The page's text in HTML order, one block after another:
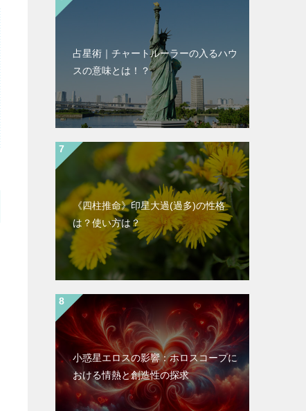
占星術｜チャートルーラーの入るハウ
スの意味とは！？
《四柱推命》印星大過(過多)の性格
は？使い方は？
小惑星エロスの影響：ホロスコープに
おける情熱と創造性の探求